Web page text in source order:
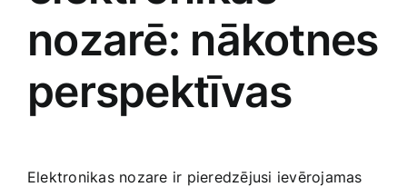
nozarē: ‌nākotnes
perspektīvas
Elektronikas nozare ⁣ir pieredzējusi​ ievērojamas